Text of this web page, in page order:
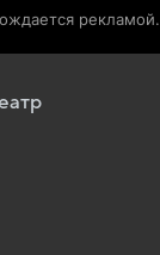
рекламой.